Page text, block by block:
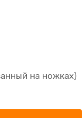
на ножках)